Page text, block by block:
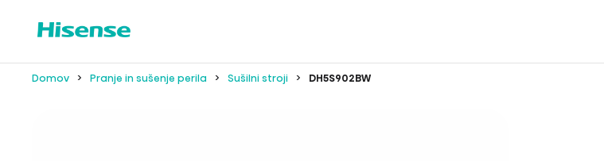
Domov Pranje in sušenje perila Sušilni stroji DH5S902BW